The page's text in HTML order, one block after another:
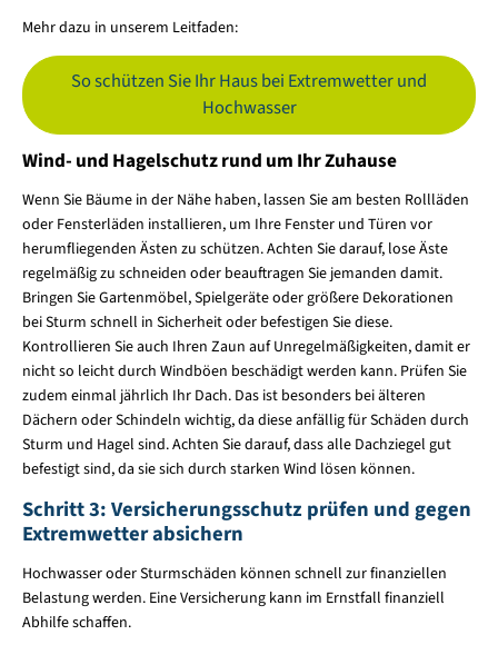
Mehr dazu in unserem Leitfaden:
So schützen Sie Ihr Haus bei Extremwetter und
Hochwasser
Wind- und Hagelschutz rund um Ihr Zuhause
Wenn Sie Bäume in der Nähe haben, lassen Sie am besten Rollläden
oder Fensterläden installieren, um Ihre Fenster und Türen vor
herumfliegenden Ästen zu schützen. Achten Sie darauf, lose Äste
regelmäßig zu schneiden oder beauftragen Sie jemanden damit.
Bringen Sie Gartenmöbel, Spielgeräte oder größere Dekorationen
bei Sturm schnell in Sicherheit oder befestigen Sie diese.
Kontrollieren Sie auch Ihren Zaun auf Unregelmäßigkeiten, damit er
nicht so leicht durch Windböen beschädigt werden kann. Prüfen Sie
zudem einmal jährlich Ihr Dach. Das ist besonders bei älteren
Dächern oder Schindeln wichtig, da diese anfällig für Schäden durch
Sturm und Hagel sind. Achten Sie darauf, dass alle Dachziegel gut
befestigt sind, da sie sich durch starken Wind lösen können.
Schritt 3: Versicherungsschutz prüfen und gegen
Extremwetter absichern
Hochwasser oder Sturmschäden können schnell zur finanziellen
Belastung werden. Eine Versicherung kann im Ernstfall finanziell
Abhilfe schaffen.